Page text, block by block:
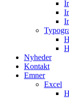
Nyheder
Kontakt
Emner
Excel